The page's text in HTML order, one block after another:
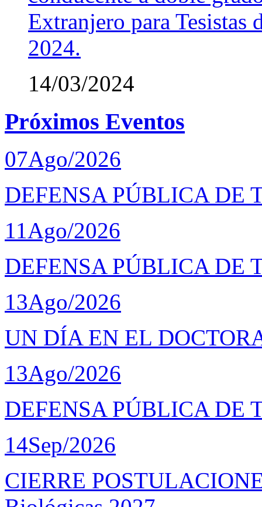
Extranjero para Tesistas
2024.
14/03/2024
Próximos Eventos
07Ago/2026
DEFENSA PÚBLICA DE
11Ago/2026
DEFENSA PÚBLICA DE
13Ago/2026
UN DÍA EN EL
13Ago/2026
DEFENSA PÚBLICA DE
14Sep/2026
CIERRE